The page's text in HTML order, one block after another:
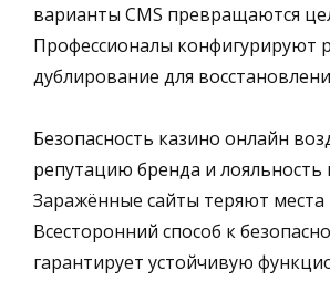
варианты CMS превращаются
Профессионалы конфигурируют
дублирование для
Безопасность казино онлайн
репутацию бренда и лояльность
Заражённые сайты теряют места
Всесторонний способ к
гарантирует устойчивую